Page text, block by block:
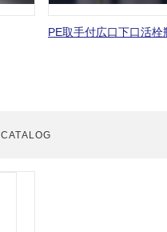
PE取手付広口下口活栓
CATALOG